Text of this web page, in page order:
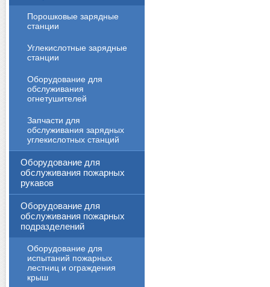
Порошковые зарядные
станции
Углекислотные зарядные
станции
Оборудование для
обслуживания
огнетушителей
Запчасти для
обслуживания зарядных
углекислотных станций
Оборудование для
обслуживания пожарных
рукавов
Оборудование для
обслуживания пожарных
подразделений
Оборудование для
испытаний пожарных
лестниц и ограждения
крыш